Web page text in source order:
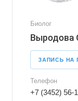
Биолог
Выродова
ЗАПИСЬ НА
Телефон
+7 (3452) 56-